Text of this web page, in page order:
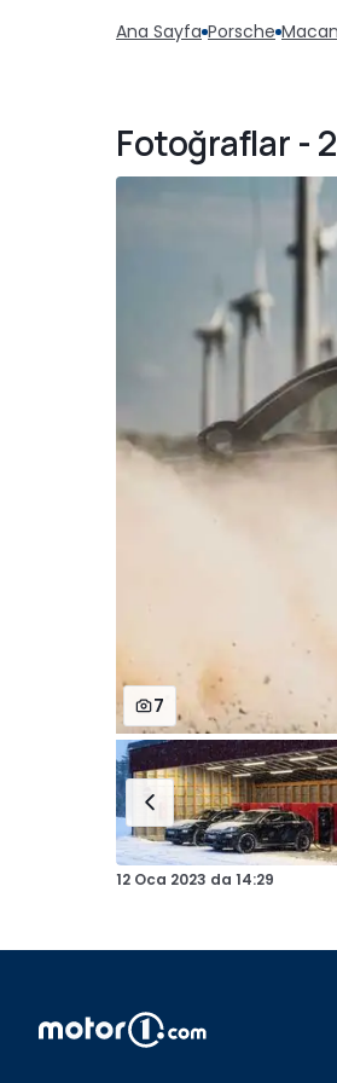
Ana Sayfa Porsche Macan
Fotoğraflar -
7
12 Oca 2023 da 14:29